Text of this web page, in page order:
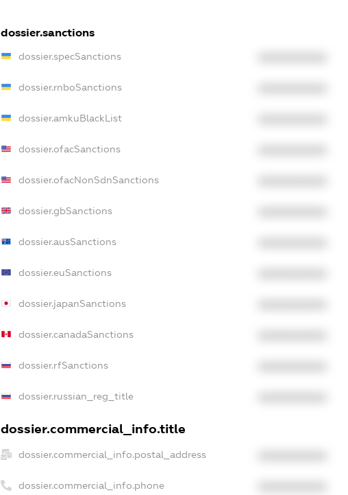
dossier.sanctions
dossier.specSanctions
dossier.rnboSanctions
dossier.amkuBlackList
dossier.ofacSanctions
dossier.ofacNonSdnSanctions
dossier.gbSanctions
dossier.ausSanctions
dossier.euSanctions
dossier.japanSanctions
dossier.canadaSanctions
dossier.rfSanctions
dossier.russian_reg_title
dossier.commercial_info.title
dossier.commercial_info.postal_address
dossier.commercial_info.phone